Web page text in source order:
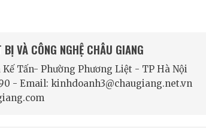
VÀ CÔNG NGHỆ CHÂU GIANG
Kế Tấn- Phường Phương Liệt - TP Hà Nội
- Email: kinhdoanh3@chaugiang.net.vn